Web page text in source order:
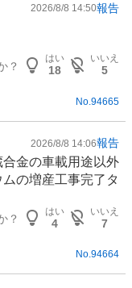
2026/8/8 14:50報告
？
はい
18
いいえ
5
No. 94665
2026/8/8 14:06報告
合金の車載用途以外
の増産工事完了タ
？
はい
4
いいえ
7
No.94664